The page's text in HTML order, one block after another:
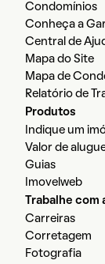
Condomínios
Conheça a
Central de
Mapa do Site
Mapa de
Relatório de
Produtos
Indique um
Valor de
Guias
Imovelweb
Trabalhe com
Carreiras
Corretagem
Fotografia